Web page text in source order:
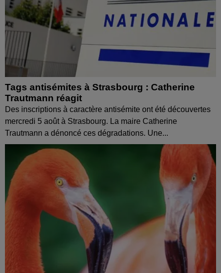
Tags antisémites à Strasbourg : Catherine
Trautmann réagit
Des inscriptions à caractère antisémite ont été découvertes
mercredi 5 août à Strasbourg. La maire Catherine
Trautmann a dénoncé ces dégradations. Une...